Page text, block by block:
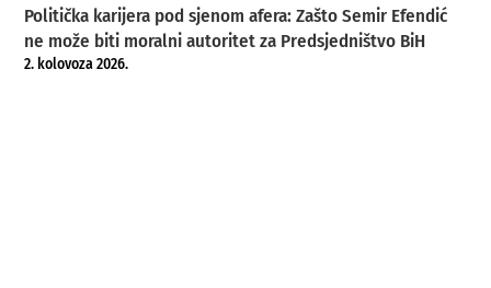
Politička karijera pod sjenom afera: Zašto Semir Efendić
ne može biti moralni autoritet za Predsjedništvo BiH
2. kolovoza 2026.